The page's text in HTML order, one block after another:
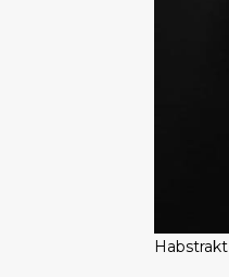
Habstrakt